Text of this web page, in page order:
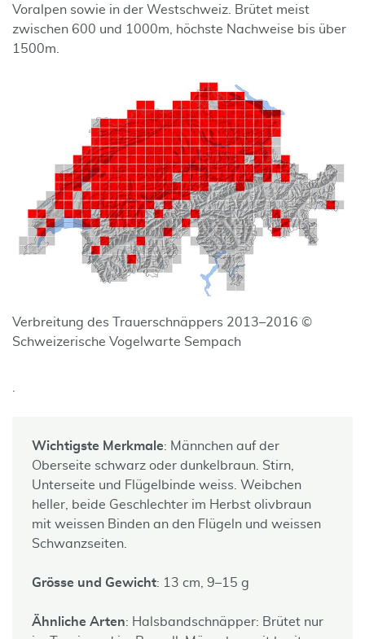
Voralpen sowie in der Westschweiz. Brütet meist
zwischen 600 und 1000m, höchste Nachweise bis über
1500m.
Verbreitung des Trauerschnäppers 2013–2016 ©
Schweizerische Vogelwarte Sempach
Wichtigste Merkmale: Männchen auf der
Oberseite schwarz oder dunkelbraun. Stirn,
Unterseite und Flügelbinde weiss. Weibchen
heller, beide Geschlechter im Herbst olivbraun
mit weissen Binden an den Flügeln und weissen
Schwanzseiten.
Grösse und Gewicht: 13 cm, 9–15 g
Ähnliche Arten: Halsbandschnäpper: Brütet nur